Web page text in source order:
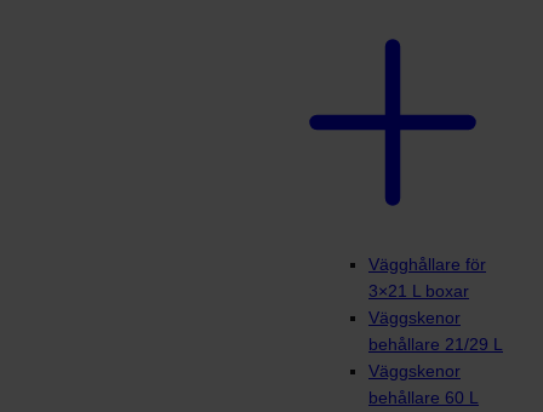
Vägghållare för
3×21 L boxar
Väggskenor
behållare 21/29 L
Väggskenor
behållare 60 L